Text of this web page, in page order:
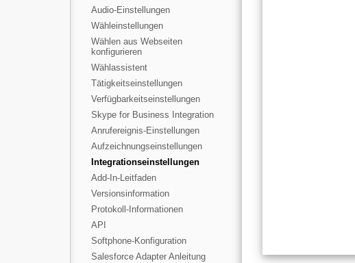
Audio-Einstellungen
Wähleinstellungen
Wählen aus Webseiten
konfigurieren
Wählassistent
Tätigkeitseinstellungen
Verfügbarkeitseinstellungen
Skype for Business Integration
Anrufereignis-Einstellungen
Aufzeichnungseinstellungen
Integrationseinstellungen
Add-In-Leitfaden
Versionsinformation
Protokoll-Informationen
API
Softphone-Konfiguration
Salesforce Adapter Anleitung